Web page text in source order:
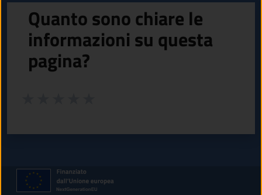
Quanto sono chiare le
informazioni su questa
pagina?